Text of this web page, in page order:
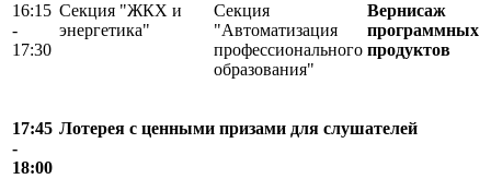
16:15
-
17:30
Секция "ЖКХ и
энергетика"
Секция
"Автоматизация
профессионального
образования"
Вернисаж
программных
продуктов
17:45
-
18:00
Лотерея с ценными призами для слушателей